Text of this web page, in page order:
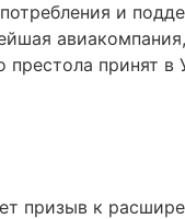
и
принят в
призыв к